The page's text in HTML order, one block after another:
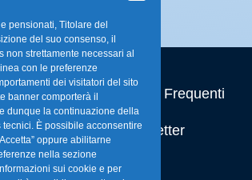
pensionati, Titolare del
del suo consenso, il
non strettamente necessari al
con le preferenze
dei visitatori del sito
banner comporterà il
dunque la continuazione della
È possibile acconsentire
oppure abilitarne
nella sezione
sui cookie e per
:
FAQ – Domande Frequenti
La nostra Newsletter
Link Utili